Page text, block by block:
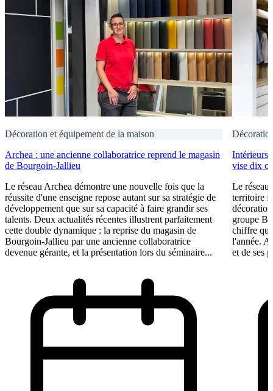
Décoration et équipement de la maison
Archea : une ancienne collaboratrice reprend le magasin
de Bourgoin-Jallieu
Le réseau Archea démontre une nouvelle fois que la
réussite d'une enseigne repose autant sur sa stratégie de
développement que sur sa capacité à faire grandir ses
talents. Deux actualités récentes illustrent parfaitement
cette double dynamique : la reprise du magasin de
Bourgoin-Jallieu par une ancienne collaboratrice
devenue gérante, et la présentation lors du séminaire...
Intérieurs
vise dix
Le réseau
territoire
groupe
chiffre qui
l'année.
et de ses